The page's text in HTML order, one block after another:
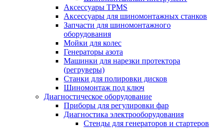
Аксессуары TPMS
Аксессуары для шиномонтажных станков
Запчасти для шиномонтажного
оборудования
Мойки для колес
Генераторы азота
Машинки для нарезки протектора
(регруверы)
Станки для полировки дисков
Шиномонтаж под ключ
Диагностическое оборудование
Приборы для регулировки фар
Диагностика электрооборудования
Стенды для генераторов и стартеров